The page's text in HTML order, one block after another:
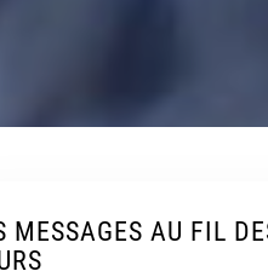
MESSAGES AU FIL